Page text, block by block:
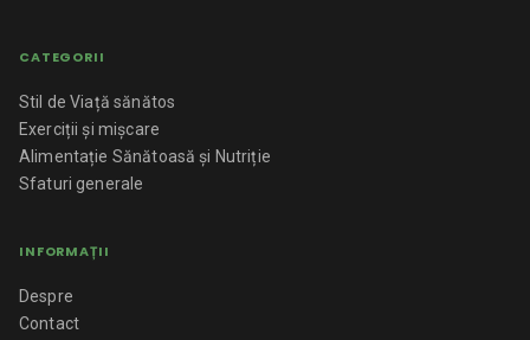
CATEGORII
Stil de Viață sănătos
Exerciții și mișcare
Alimentație Sănătoasă și Nutriție
Sfaturi generale
INFORMAȚII
Despre
Contact